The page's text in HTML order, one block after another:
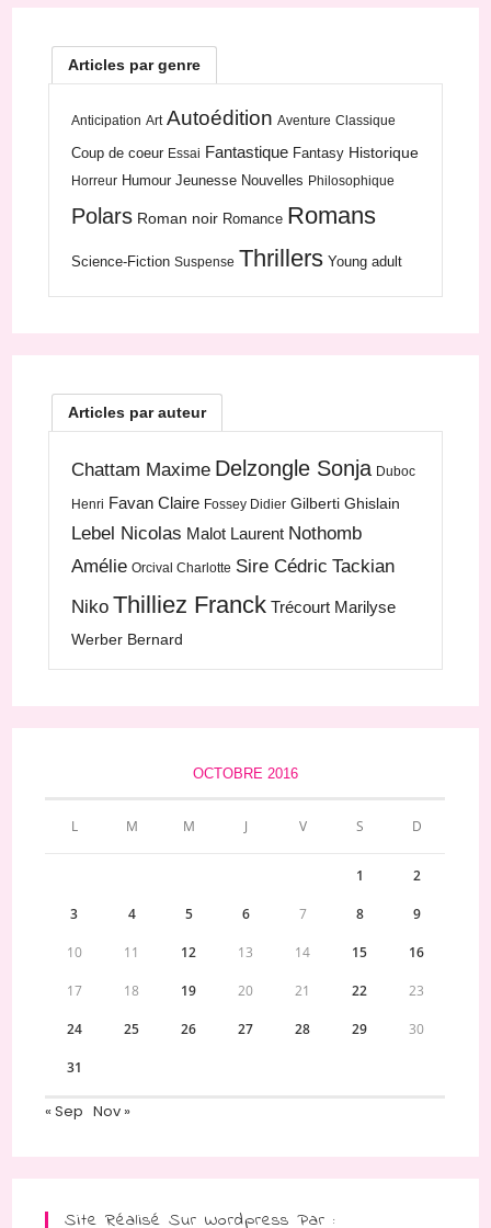
Articles par genre
Anticipation Art Autoédition Aventure Classique
Coup de coeur Essai Fantastique Fantasy Historique
Horreur Humour Jeunesse Nouvelles Philosophique
Polars Roman noir Romance Romans
Science-Fiction Suspense Thrillers Young adult
Articles par auteur
Chattam Maxime Delzongle Sonja Duboc
Henri Favan Claire Fossey Didier Gilberti Ghislain
Lebel Nicolas Malot Laurent Nothomb
Amélie Orcival Charlotte Sire Cédric Tackian
Niko Thilliez Franck Trécourt Marilyse
Werber Bernard
OCTOBRE 2016
L M M J V S D
1 2
3 4 5 6 7 8 9
10 11 12 13 14 15 16
17 18 19 20 21 22 23
24 25 26 27 28 29 30
31
« Sep Nov »
Site Réalisé Sur Wordpress Par :